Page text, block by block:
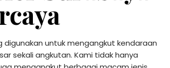
digunakan untuk mengangkut kendaraan
sekali angkutan. Kami tidak hanya